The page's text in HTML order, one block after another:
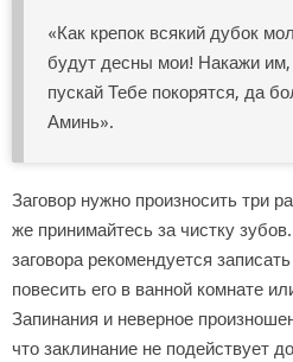
«Как крепок всякий дубок
будут десны мои! Накажи
пускай Тебе покорятся, да
Аминь».
Заговор нужно произносить три
же принимайтесь за чистку
заговора рекомендуется
повесить его в ванной комнате
Запинания и неверное
что заклинание не подействует